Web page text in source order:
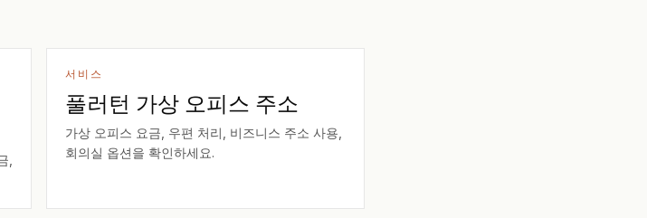
,
서비스
풀러턴 가상 오피스 주소
가상 오피스 요금, 우편 처리, 비즈니스 주소 사용,
회의실 옵션을 확인하세요.